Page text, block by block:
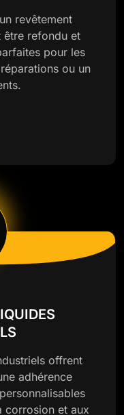
revêtement
refondu et
pour les
ou un
offrent
adhérence
corrosion et aux